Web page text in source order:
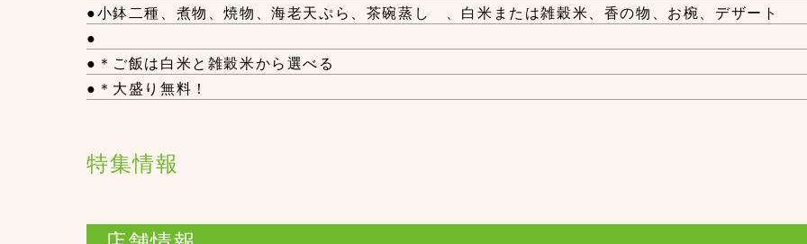
●小鉢二種、煮物、焼物、海老天ぷら、茶碗蒸し 、白米または雑穀米、香の物、お椀、デザート
●
●＊ご飯は白米と雑穀米から選べる
●＊大盛り無料！
特集情報